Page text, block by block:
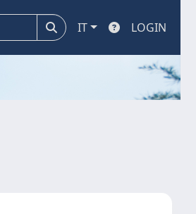
IT LOGIN